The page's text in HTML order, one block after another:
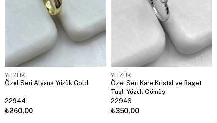
YÜZÜK
Özel Seri Alyans Yüzük Gold
22944
₺260,00
YÜZÜK
Özel Seri Kare Kristal ve Baget
Taşlı Yüzük Gümüş
22946
₺350,00